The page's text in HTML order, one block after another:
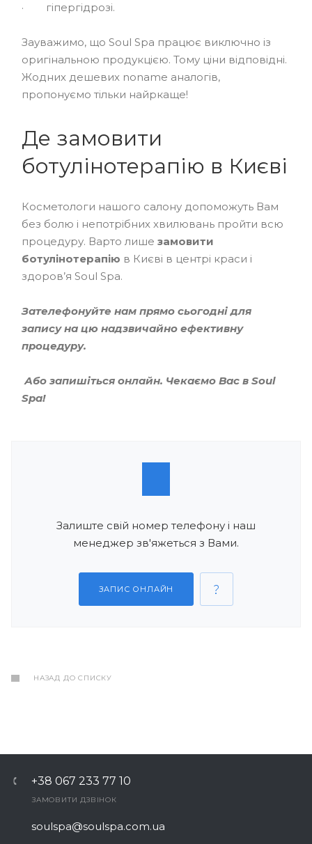
· гіпергідрозі.
Зауважимо, що Soul Spa працює виключно із
оригінальною продукцією. Тому ціни відповідні.
Жодних дешевих noname аналогів,
пропонуємо тільки найркаще!
Де замовити
ботулінотерапію в Києві
Косметологи нашого салону допоможуть Вам
без болю і непотрібних хвилювань пройти всю
процедуру. Варто лише замовити
ботулінотерапію в Києві в центрі краси і
здоров’я Soul Spa.
Зателефонуйте нам прямо сьогодні для
запису на цю надзвичайно ефективну
процедуру.
Або запишіться онлайн. Чекаємо Вас в Soul
Spa!
Залиште свій номер телефону і наш
менеджер зв'яжеться з Вами.
ЗАПИС ОНЛАЙН
НАЗАД ДО СПИСКУ
+38 067 233 77 10
ЗАМОВИТИ ДЗВІНОК
soulspa@soulspa.com.ua